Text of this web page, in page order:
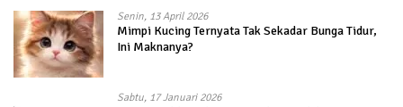
Senin, 13 April 2026
Mimpi Kucing Ternyata Tak Sekadar Bunga Tidur,
Ini Maknanya?
Sabtu, 17 Januari 2026